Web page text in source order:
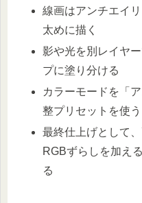
線画はアンチエイ
太めに描く
影や光を別レイヤ
プに塗り分ける
カラーモードを「
整プリセットを使う
最終仕上げとして
RGBずらしを加え
る